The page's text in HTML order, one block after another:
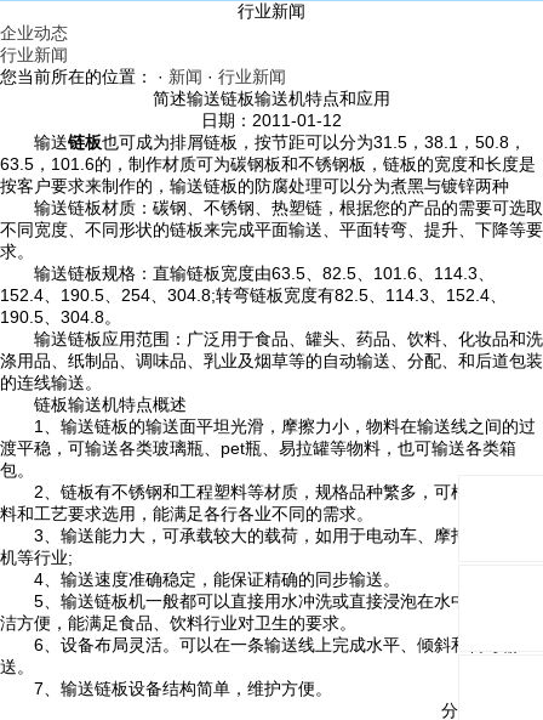
行业新闻
企业动态
行业新闻
您当前所在的位置： · 新闻 · 行业新闻
简述输送链板输送机特点和应用
日期：2011-01-12
输送链板也可成为排屑链板，按节距可以分为31.5，38.1，50.8，
63.5，101.6的，制作材质可为碳钢板和不锈钢板，链板的宽度和长度是
按客户要求来制作的，输送链板的防腐处理可以分为煮黑与镀锌两种
输送链板材质：碳钢、不锈钢、热塑链，根据您的产品的需要可选取
不同宽度、不同形状的链板来完成平面输送、平面转弯、提升、下降等要
求。
输送链板规格：直输链板宽度由63.5、82.5、101.6、114.3、
152.4、190.5、254、304.8;转弯链板宽度有82.5、114.3、152.4、
190.5、304.8。
输送链板应用范围：广泛用于食品、罐头、药品、饮料、化妆品和洗
涤用品、纸制品、调味品、乳业及烟草等的自动输送、分配、和后道包装
的连线输送。
链板输送机特点概述
1、输送链板的输送面平坦光滑，摩擦力小，物料在输送线之间的过
渡平稳，可输送各类玻璃瓶、pet瓶、易拉罐等物料，也可输送各类箱
包。
2、链板有不锈钢和工程塑料等材质，规格品种繁多，可根据输送物
料和工艺要求选用，能满足各行各业不同的需求。
3、输送能力大，可承载较大的载荷，如用于电动车、摩托车、发电
机等行业;
4、输送速度准确稳定，能保证精确的同步输送。
5、输送链板机一般都可以直接用水冲洗或直接浸泡在水中。设备清
洁方便，能满足食品、饮料行业对卫生的要求。
6、设备布局灵活。可以在一条输送线上完成水平、倾斜和转弯输
送。
7、输送链板设备结构简单，维护方便。
分享与关注：